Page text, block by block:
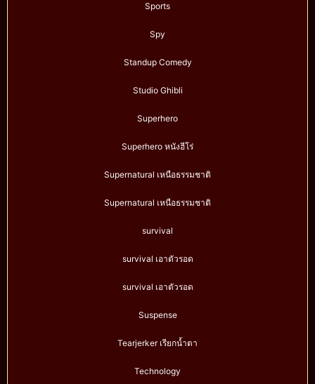
Sports
Spy
Standup Comedy
Studio Ghibli
Superhero
Superhero หนังฮีโร่
Supernatural เหนือธรรมชาติ
Supernatural เหนือธรรมชาติ
survival
survival เอาตัวรอด
survival เอาตัวรอด
Suspense
Tearjerker เรียกน้ำตา
Technology